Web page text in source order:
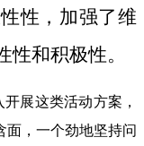
性，加强了维
和积极性。
展这类活动方案，
面，一个劲地坚持问